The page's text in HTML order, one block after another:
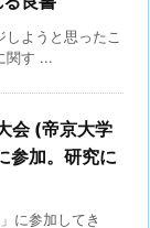
ようと思ったこ
関す ...
会 (帝京大学
参加。研究に
に参加してき